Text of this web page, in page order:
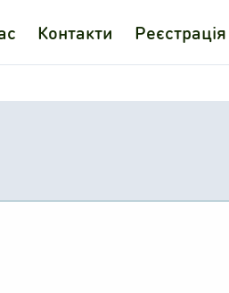
Контакти Реєстрація